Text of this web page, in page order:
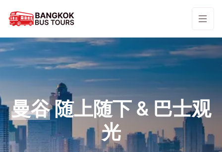
曼谷随上随下 & 巴士观
光